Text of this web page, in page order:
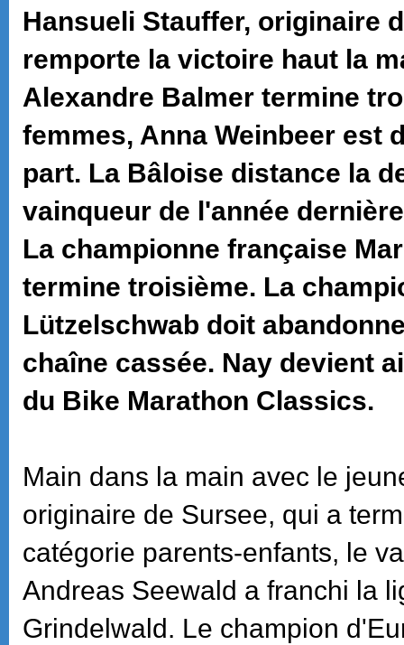
Hansueli Stauffer, originaire
remporte la victoire haut la
Alexandre Balmer termine
femmes, Anna Weinbeer est
part. La Bâloise distance la
vainqueur de l'année
La championne française
termine troisième. La
Lützelschwab doit
chaîne cassée. Nay devient
du Bike Marathon Classics.
Main dans la main avec le
originaire de Sursee, qui a
catégorie parents-enfants, le
Andreas Seewald a franchi la
Grindelwald. Le champion